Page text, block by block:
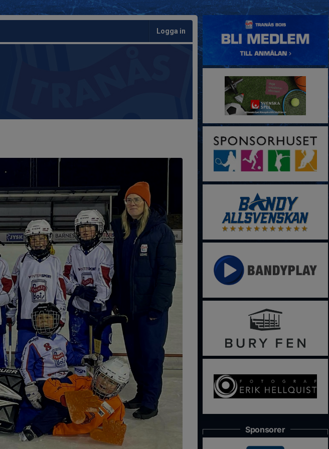
Logga in
Sponsorer